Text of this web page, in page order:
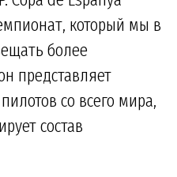
который мы в
более
представляет
со всего мира,
состав